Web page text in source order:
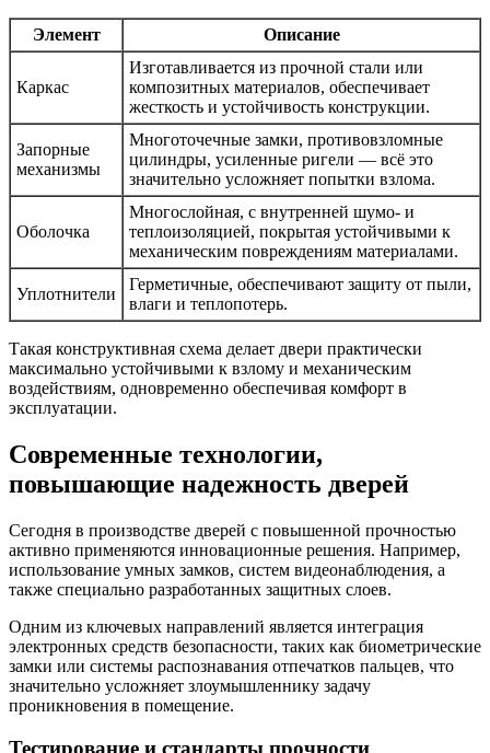
Элемент Описание
Каркас
Изготавливается из прочной стали или
композитных материалов, обеспечивает
жесткость и устойчивость конструкции.
Запорные
механизмы
Многоточечные замки, противовзломные
цилиндры, усиленные ригели — всё это
значительно усложняет попытки взлома.
Оболочка
Многослойная, с внутренней шумо- и
теплоизоляцией, покрытая устойчивыми к
механическим повреждениям материалами.
Уплотнители
Герметичные, обеспечивают защиту от пыли,
влаги и теплопотерь.
Такая конструктивная схема делает двери практически
максимально устойчивыми к взлому и механическим
воздействиям, одновременно обеспечивая комфорт в
эксплуатации.
Современные технологии,
повышающие надежность дверей
Сегодня в производстве дверей с повышенной прочностью
активно применяются инновационные решения. Например,
использование умных замков, систем видеонаблюдения, а
также специально разработанных защитных слоев.
Одним из ключевых направлений является интеграция
электронных средств безопасности, таких как биометрические
замки или системы распознавания отпечатков пальцев, что
значительно усложняет злоумышленнику задачу
проникновения в помещение.
Тестирование и стандарты прочности